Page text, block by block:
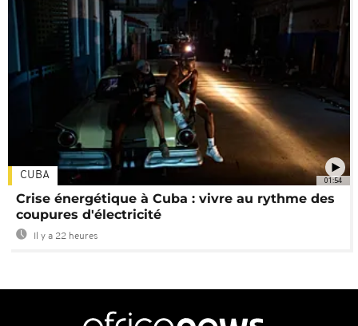
01:54
CUBA
Crise énergétique à Cuba : vivre au rythme des
coupures d'électricité
Il y a 22 heures